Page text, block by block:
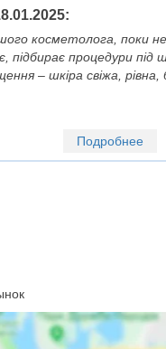
косметолога, поки
процедури під
– шкіра свіжа,
Подробнее